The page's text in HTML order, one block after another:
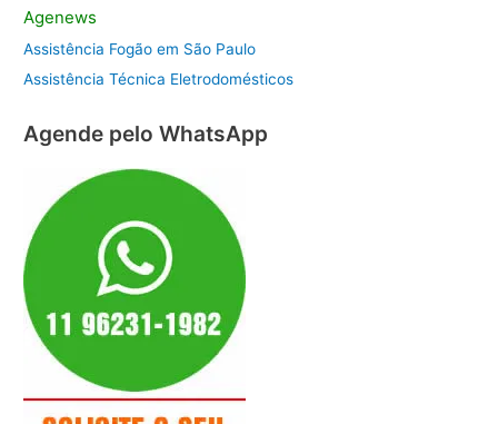
Agenews
Assistência Fogão em São Paulo
Assistência Técnica Eletrodomésticos
Agende pelo WhatsApp